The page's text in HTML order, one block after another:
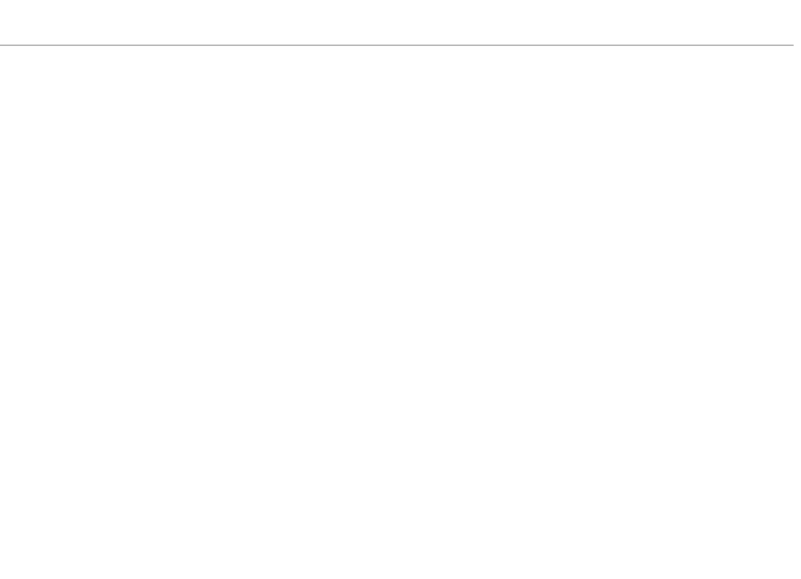
pro Insight; kein Weiterverkauf von Drittanbieter-Daten.